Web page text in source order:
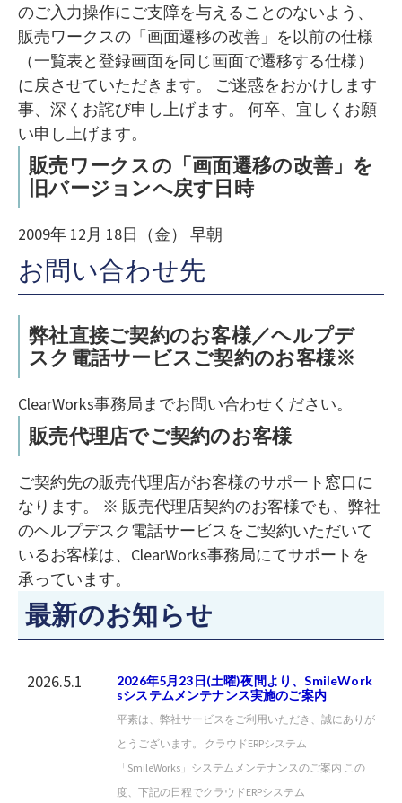
のご入力操作にご支障を与えることのないよう、
販売ワークスの「画面遷移の改善」を以前の仕様
（一覧表と登録画面を同じ画面で遷移する仕様）
に戻させていただきます。 ご迷惑をおかけします
事、深くお詫び申し上げます。 何卒、宜しくお願
い申し上げます。
販売ワークスの「画面遷移の改善」を
旧バージョンへ戻す日時
2009年 12月 18日（金） 早朝
お問い合わせ先
弊社直接ご契約のお客様／ヘルプデ
スク電話サービスご契約のお客様※
ClearWorks事務局までお問い合わせください。
販売代理店でご契約のお客様
ご契約先の販売代理店がお客様のサポート窓口に
なります。 ※ 販売代理店契約のお客様でも、弊社
のヘルプデスク電話サービスをご契約いただいて
いるお客様は、ClearWorks事務局にてサポートを
承っています。
最新のお知らせ
2026.5.1
2026年5月23日(土曜)夜間より、SmileWork
sシステムメンテナンス実施のご案内
平素は、弊社サービスをご利用いただき、誠にありが
とうございます。 クラウドERPシステム
「SmileWorks」システムメンテナンスのご案内 この
度、下記の日程でクラウドERPシステム